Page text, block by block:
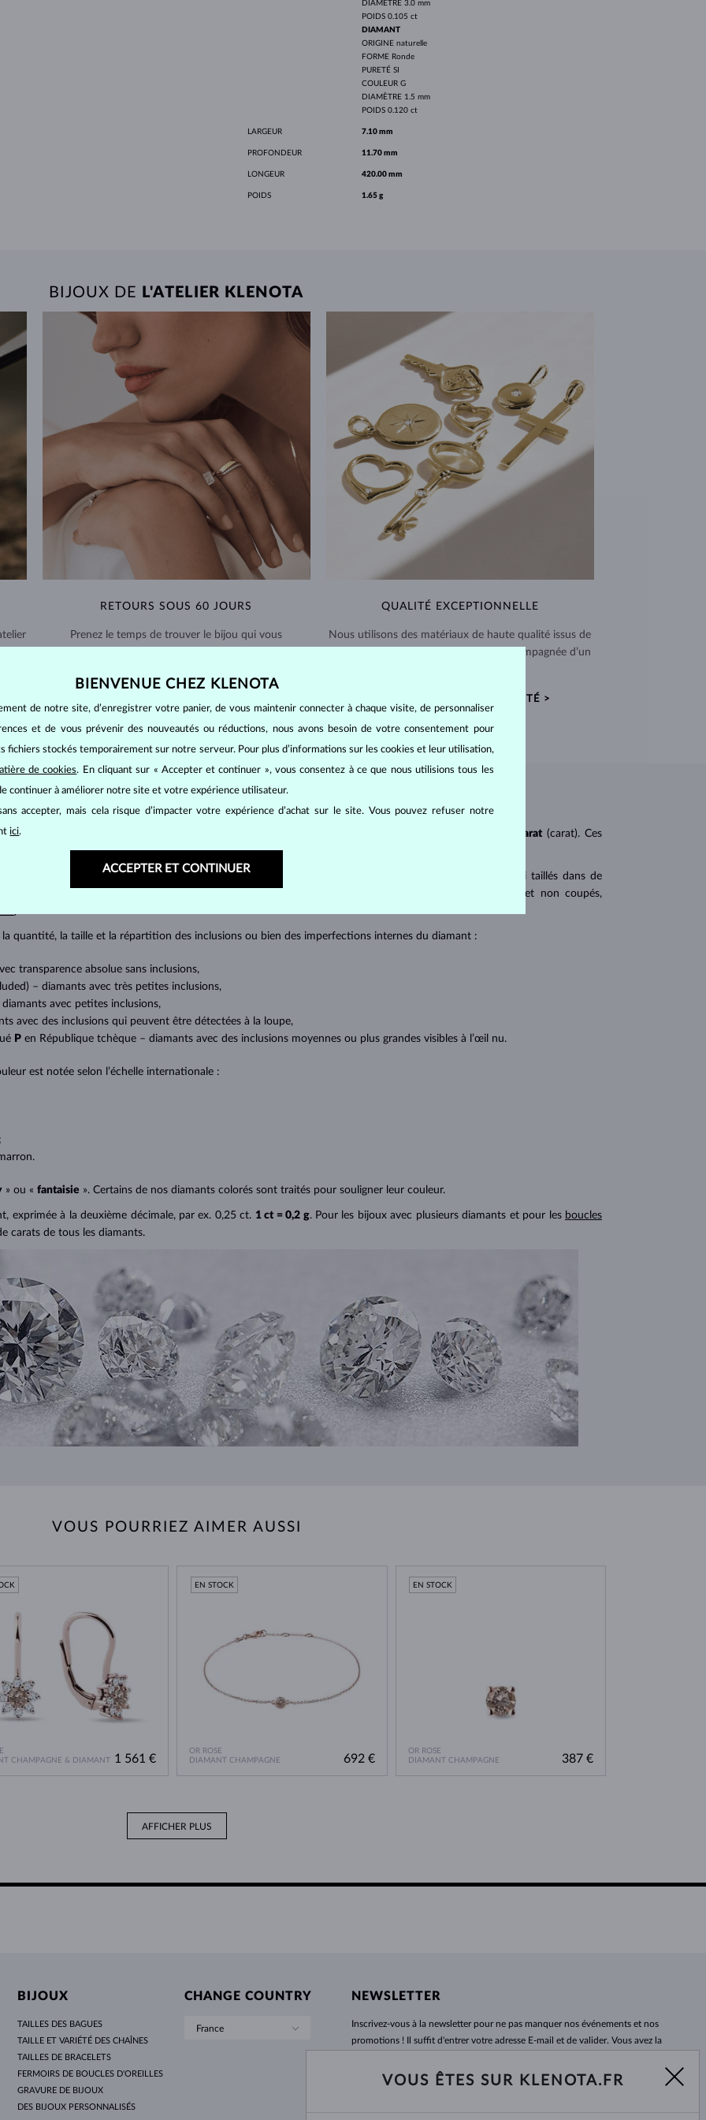
DIAMÈTRE 3.0 mm
POIDS 0.105 ct
DIAMANT
ORIGINE naturelle
FORME Ronde
PURETÉ SI
COULEUR G
DIAMÈTRE 1.5 mm
POIDS 0.120 ct
LARGEUR 7.10 mm
PROFONDEUR 11.70 mm
LONGEUR 420.00 mm
POIDS 1.65 g
BIJOUX DE L'ATELIER KLENOTA
RETOURS SOUS 60 JOURS
Prenez le temps de trouver le bijou qui vous
QUALITÉ EXCEPTIONNELLE
Nous utilisons des matériaux de haute qualité issus de
sources vérifiées. Chaque pièce est accompagnée d’un
CERTIFICATS D’AUTHENTICITÉ >
BIJOUX ENDIAMANT
carat (carat). Ces
brillant. La taille ronde dite brillant appartient aux tailles les plus populaires. Les diamants sont aussi taillés dans de
baguette, cœur, larme, ovale ou princesse (quadrilatère ou triangulaire avec angles pointus et non coupés,
quantité, la taille et la répartition des inclusions ou bien des imperfections internes du diamant :
transparence absolue sans inclusions,
– diamants avec très petites inclusions,
avec petites inclusions,
avec des inclusions qui peuvent être détectées à la loupe,
P en République tchèque – diamants avec des inclusions moyennes ou plus grandes visibles à l’œil nu.
est notée selon l’échelle internationale :
» ou « fantaisie ». Certains de nos diamants colorés sont traités pour souligner leur couleur.
exprimée à la deuxième décimale, par ex. 0,25 ct. 1 ct = 0,2 g. Pour les bijoux avec plusieurs diamants et pour les boucles
carats de tous les diamants.
VOUS POURRIEZ AIMER AUSSI
CHAMPAGNE & DIAMANT
1 561 €
OR ROSE
DIAMANT CHAMPAGNE
EN STOCK
692 €
OR ROSE
DIAMANT CHAMPAGNE
EN STOCK
387 €
AFFICHER PLUS
BIJOUX
TAILLES DES BAGUES
TAILLE ET VARIÉTÉ DES CHAÎNES
TAILLES DE BRACELETS
FERMOIRS DE BOUCLES D'OREILLES
GRAVURE DE BIJOUX
DES BIJOUX PERSONNALISÉS
CHANGE COUNTRY
France
NEWSLETTER
Inscrivez-vous àla newsletter pour ne pas manquer nos événements et nos
promotions ! Il suffit d'entrer votre adresse E-mail et de valider. Vous avez la
impatience.
BIENVENUE CHEZ KLENOTA
de notre site, d’enregistrer votre panier, de vous maintenir connecter à chaque visite, de personnaliser
et de vous prévenir des nouveautés ou réductions, nous avons besoin de votre consentement pour
fichiers stockés temporairement sur notre serveur. Pour plus d’informations sur les cookies et leur utilisation,
de cookies. En cliquant sur « Accepter et continuer », vous consentez à ce que nous utilisions tous les
continuer à améliorer notre site et votre expérience utilisateur.
accepter, mais cela risque d’impacter votre expérience d’achat sur le site. Vous pouvez refuser notre
ici.
ACCEPTER ET CONTINUER
VOUS ÊTES SUR KLENOTA.FR